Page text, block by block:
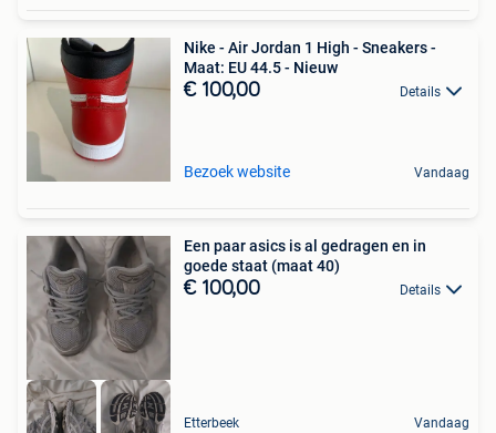
Nike - Air Jordan 1 High - Sneakers -
Maat: EU 44.5 - Nieuw
€ 100,00 Details
Bezoek website Vandaag
Een paar asics is al gedragen en in
goede staat (maat 40)
€ 100,00 Details
Etterbeek Vandaag